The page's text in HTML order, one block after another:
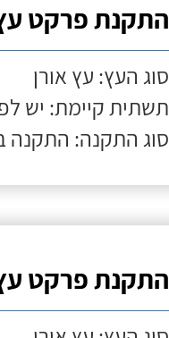
התקנת פרקט
סוג העץ: עץ אורן
תשתית קיימת: יש
סוג התקנה: התקנה
התקנת פרקט